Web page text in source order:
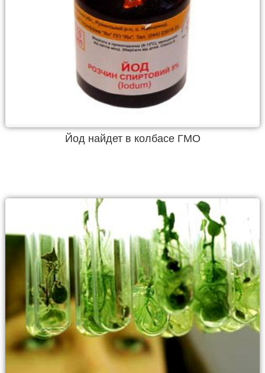
Йод найдет в колбасе ГМО